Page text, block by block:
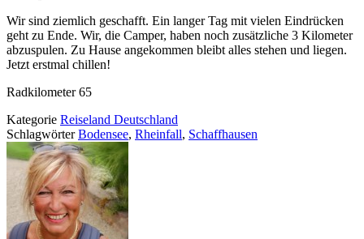
Wir sind ziemlich geschafft. Ein langer Tag mit vielen Eindrücken
geht zu Ende. Wir, die Camper, haben noch zusätzliche 3 Kilometer
abzuspulen. Zu Hause angekommen bleibt alles stehen und liegen.
Jetzt erstmal chillen!
Radkilometer 65
Kategorie Reiseland Deutschland
SchlagwörterBodensee, Rheinfall, Schaffhausen